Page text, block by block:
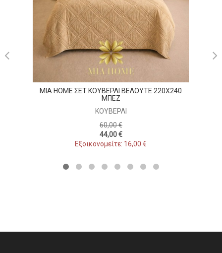
MIA HOME ΣΕΤ ΚΟΥΒΕΡΛΙ ΒΕΛΟΥΤΕ 220X240
ΜΠΕΖ
ΚΟΥΒΕΡΛΊ
60,00 €
44,00 €
Εξοικονομείτε: 16,00 €